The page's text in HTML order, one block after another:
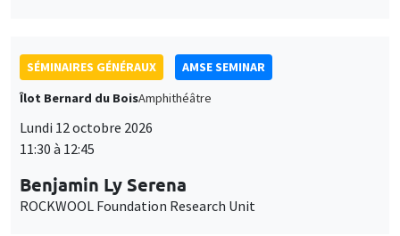
SÉMINAIRES GÉNÉRAUX
AMSE SEMINAR
Îlot Bernard du BoisAmphithéâtre
Lundi 12 octobre 2026
11:30 à 12:45
Benjamin Ly Serena
ROCKWOOL Foundation Research Unit